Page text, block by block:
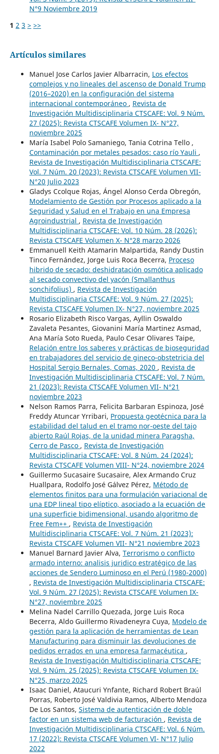
N°9 Noviembre 2019
1 2 3 > >>
Artículos similares
Manuel Jose Carlos Javier Albarracin, Los efectos
complejos y no lineales del ascenso de Donald Trump
(2016–2020) en la configuración del sistema
internacional contemporáneo , Revista de
Investigación Multidisciplinaria CTSCAFE: Vol. 9 Núm.
27 (2025): Revista CTSCAFE Volumen IX- N°27,
noviembre 2025
María Isabel Polo Samaniego, Tania Cotrina Tello ,
Contaminación por metales pesados: caso río Yauli ,
Revista de Investigación Multidisciplinaria CTSCAFE:
Vol. 7 Núm. 20 (2023): Revista CTSCAFE Volumen VII-
N°20 Julio 2023
Gladys Ccolque Rojas, Ángel Alonso Cerda Obregón,
Modelamiento de Gestión por Procesos aplicado a la
Seguridad y Salud en el Trabajo en una Empresa
Agroindustrial , Revista de Investigación
Multidisciplinaria CTSCAFE: Vol. 10 Núm. 28 (2026):
Revista CTSCAFE Volumen X- N°28 marzo 2026
Emmanuell Keith Atamarin Malpartida, Randy Dustin
Tinco Fernández, Jorge Luis Roca Becerra, Proceso
hibrido de secado: deshidratación osmótica aplicado
al secado convectivo del yacón (Smallanthus
sonchifolius) , Revista de Investigación
Multidisciplinaria CTSCAFE: Vol. 9 Núm. 27 (2025):
Revista CTSCAFE Volumen IX- N°27, noviembre 2025
Rosario Elizabeth Risco Vargas, Ayllin Oswaldo
Zavaleta Pesantes, Giovanini María Martinez Asmad,
Ana María Soto Rueda, Paulo Cesar Olivares Taipe,
Relación entre los saberes y prácticas de bioseguridad
en trabajadores del servicio de gineco-obstetricia del
Hospital Sergio Bernales, Comas, 2020 , Revista de
Investigación Multidisciplinaria CTSCAFE: Vol. 7 Núm.
21 (2023): Revista CTSCAFE Volumen VII- N°21
noviembre 2023
Nelson Ramos Parra, Felicita Barbaran Espinoza, José
Freddy Atuncar Yrribari, Propuesta geotécnica para la
estabilidad del talud en el tramo nor-oeste del tajo
abierto Raúl Rojas, de la unidad minera Paragsha,
Cerro de Pasco , Revista de Investigación
Multidisciplinaria CTSCAFE: Vol. 8 Núm. 24 (2024):
Revista CTSCAFE Volumen VIII- N°24, noviembre 2024
Guillermo Sucasaire Sucasaire, Alex Armando Cruz
Huallpara, Rodolfo José Gálvez Pérez, Método de
elementos finitos para una formulación variacional de
una EDP lineal tipo elíptico, asociado a la ecuación de
una superficie bidimensional, usando algoritmo de
Free Fem++ , Revista de Investigación
Multidisciplinaria CTSCAFE: Vol. 7 Núm. 21 (2023):
Revista CTSCAFE Volumen VII- N°21 noviembre 2023
Manuel Barnard Javier Alva, Terrorismo o conflicto
armado interno: analisis juridico estratégico de las
acciones de Sendero Luminoso en el Perú (1980-2000)
, Revista de Investigación Multidisciplinaria CTSCAFE:
Vol. 9 Núm. 27 (2025): Revista CTSCAFE Volumen IX-
N°27, noviembre 2025
Melina Nadel Carrillo Quezada, Jorge Luis Roca
Becerra, Aldo Guillermo Rivadeneyra Cuya, Modelo de
gestión para la aplicación de herramientas de Lean
Manufacturing para disminuir las devoluciones de
pedidos errados en una empresa farmacéutica ,
Revista de Investigación Multidisciplinaria CTSCAFE:
Vol. 9 Núm. 25 (2025): Revista CTSCAFE Volumen IX-
N°25, marzo 2025
Isaac Daniel, Ataucuri Ynfante, Richard Robert Braúl
Porras, Roberto José Valdivia Ramos, Alberto Mendoza
De Los Santos, Sistema de autenticación de doble
factor en un sistema web de facturación , Revista de
Investigación Multidisciplinaria CTSCAFE: Vol. 6 Núm.
17 (2022): Revista CTSCAFE Volumen VI- N°17 Julio
2022